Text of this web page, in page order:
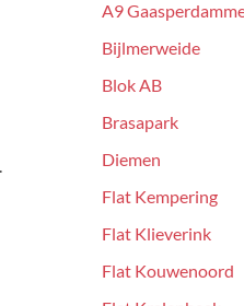
A9
Bijlmerweide
Blok AB
Brasapark
Diemen
Flat Kempering
Flat Klieverink
Flat Kouwenoord